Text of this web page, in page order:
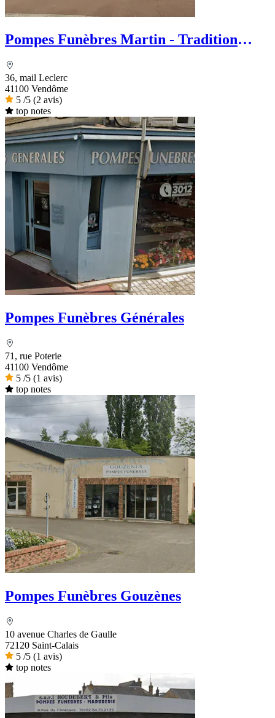
Pompes Funèbres Martin - Tradition
36, mail Leclerc
41100 Vendôme
5 /5 (2 avis)
top notes
Pompes Funèbres Générales
71, rue Poterie
41100 Vendôme
5 /5 (1 avis)
top notes
Pompes Funèbres Gouzènes
10 avenue Charles de Gaulle
72120 Saint-Calais
5 /5 (1 avis)
top notes